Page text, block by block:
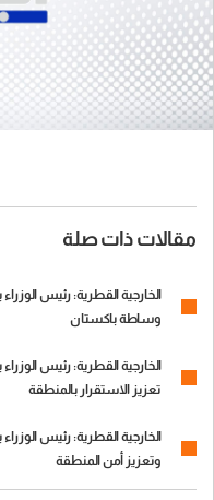
مقالات ذات صلة
الخارجية القطرية: رئيس
وساطة باكستان
الخارجية القطرية: رئيس
تعزيز الاستقرار بالمنطقة
الخارجية القطرية: رئيس
وتعزيز أمن المنطقة